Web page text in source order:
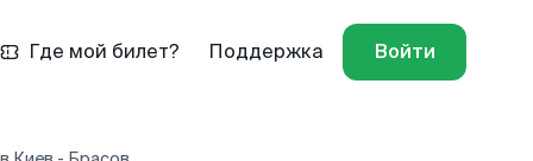
Где мой билет? Поддержка Войти